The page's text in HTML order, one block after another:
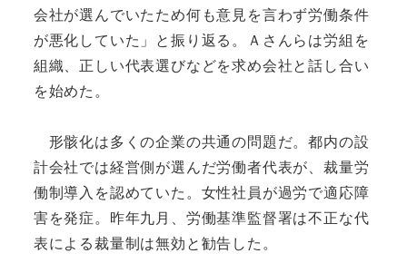
会社が選んでいたため何も意見を言わず労働条件
が悪化していた」と振り返る。Ａさんらは労組を
組織、正しい代表選びなどを求め会社と話し合い
を始めた。
形骸化は多くの企業の共通の問題だ。都内の設
計会社では経営側が選んだ労働者代表が、裁量労
働制導入を認めていた。女性社員が過労で適応障
害を発症。昨年九月、労働基準監督署は不正な代
表による裁量制は無効と勧告した。